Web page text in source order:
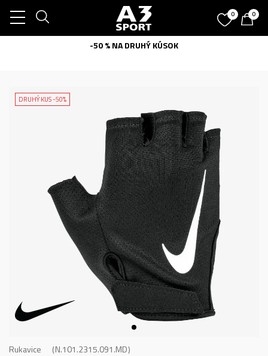
0 0
-50 % NA DRUHÝ KÚSOK
DRUHÝ KUS -50%
Rukavice N.101.2315.091.MD